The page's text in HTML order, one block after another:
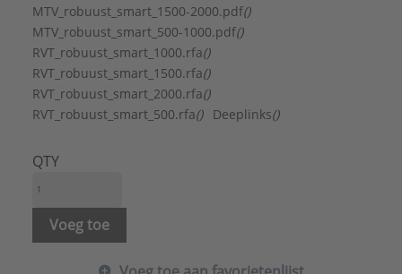
Frequentie voedingsspanning: 50 - 50 Hz
Geschikt voor busaansluiting: Nee
Geschikt voor draadloze afstandsbediening:
Gewicht:
4,4 kg
Hoogte:
450 mm
Kleur: Wit
Luchtuitblaas:
Materiaal front:
Materiaal verwarmingselement:
Met aanwezigheidsmelder:
Met afstandsbediening:
MTV_robuust_smart_1500-2000.pdf()
MTV_robuust_smart_500-1000.pdf()
RVT_robuust_smart_1000.rfa()
RVT_robuust_smart_1500.rfa()
RVT_robuust_smart_2000.rfa()
RVT_robuust_smart_500.rfa() Deeplinks()
QTY
Voeg toe